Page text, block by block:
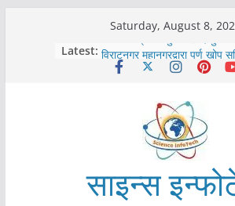
Saturday, August 8,
Latest:
कोरोना संक्रमण पुष्टिपछि
विराटनगर महानगरद्वारा पूर्ण खोप
तयारी
आयुर्वेद चिकित्सा प्रणालीको
मुख्यमन्त्री शाह
काभ्रेपलाञ्चोकमा आयुर्वेद
साइन्स